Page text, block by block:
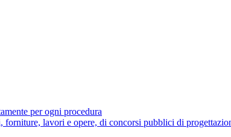
per ogni procedura
lavori e opere, di concorsi pubblici di